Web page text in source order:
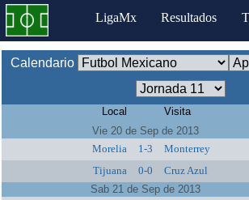
LigaMx Resultados
Calendario
Local Visita
Vie 20 de Sep de 2013
Morelia
1-3 Monterrey
Tijuana
0-0 Cruz Azul
Sab 21 de Sep de 2013